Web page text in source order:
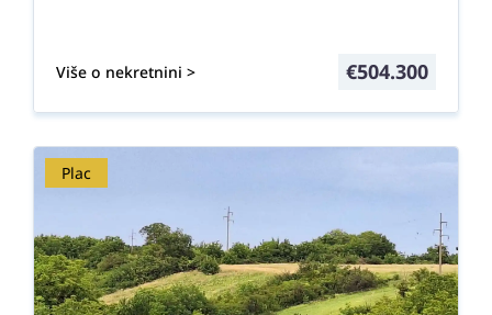
Više o nekretnini > €504.300
Plac